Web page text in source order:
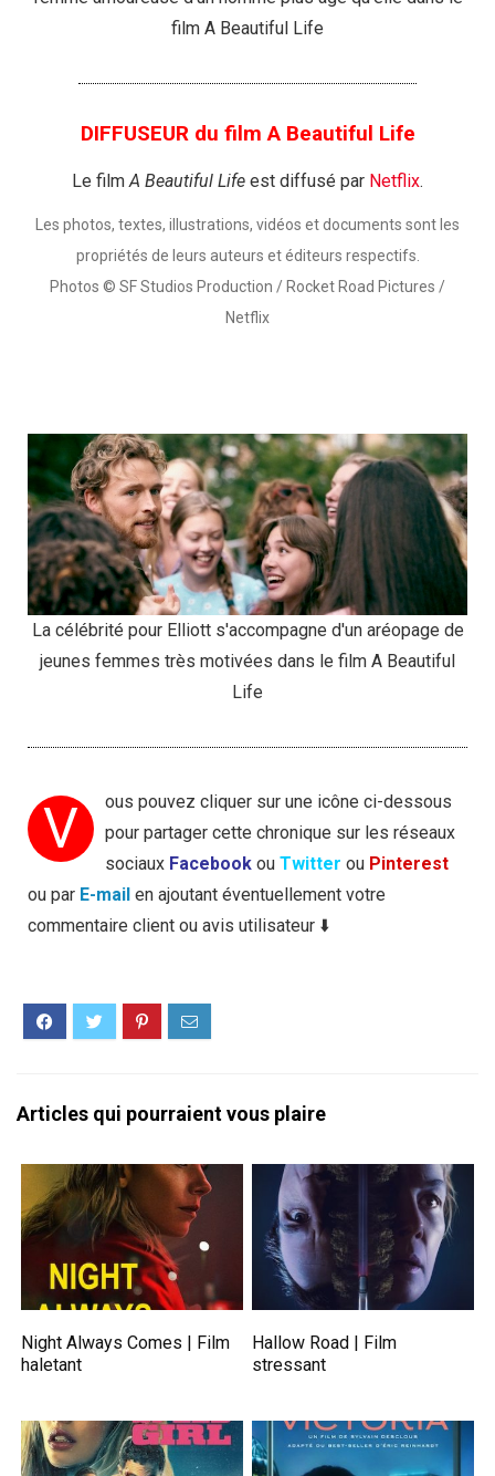
film A Beautiful Life
DIFFUSEUR du film A Beautiful Life
Le filmA Beautiful Life est diffusé par Netflix.
Les photos, textes, illustrations, vidéos et documents sont les
propriétés de leurs auteurs et éditeurs respectifs.
Photos © SF Studios Production / Rocket Road Pictures /
Netflix
La célébrité pour Elliott s'accompagne d'un aréopage de
jeunes femmes très motivées dans le film A Beautiful
Life
V
ous pouvez cliquer sur une icône ci-dessous
pour partager cette chronique sur les réseaux
sociaux Facebook ou Twitter ou Pinterest
ou par E-mail en ajoutant éventuellement votre
commentaire client ou avis utilisateur ⬇️
Articles qui pourraient vous plaire
Night Always Comes | Film
haletant
Hallow Road | Film
stressant